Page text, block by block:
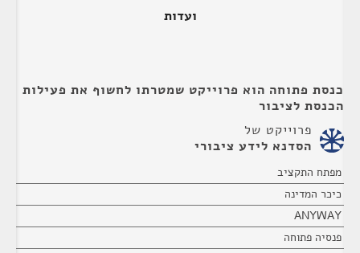
ועדות
כנסת פתוחה הוא פרוייקט שמטרתו לחשוף את פעילות
הכנסת לציבור
פרוייקט של
הסדנא לידע ציבורי
מפתח התקציב
כיכר המדינה
ANYWAY
פנסיה פתוחה